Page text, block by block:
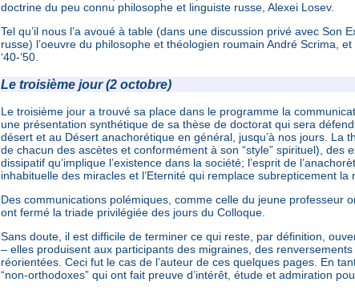
doctrine du peu connu philosophe et linguiste russe, Alexei Losev.
Tel qu’il nous l’a avoué à table (dans une discussion privé avec
russe) l’oeuvre du philosophe et théologien roumain André Scrima,
‘40-‘50.
Le troisième jour (2 octobre)
Le troisième jour a trouvé sa place dans le programme la
une présentation synthétique de sa thèse de doctorat qui sera
désert et au Désert anachorétique en général, jusqu’à nos jours.
de chacun des ascètes et conformément à son “style” spirituel), des
dissipatif qu’implique l’existence dans la société; l’esprit de
inhabituelle des miracles et l’Eternité qui remplace subrepticement la
Des communications polémiques, comme celle du jeune professeur
ont fermé la triade privilégiée des jours du Colloque.
Sans doute, il est difficile de terminer ce qui reste, par définition,
– elles produisent aux participants des migraines, des
réorientées. Ceci fut le cas de l’auteur de ces quelques pages. En
“non-orthodoxes” qui ont fait preuve d’intérêt, étude et admiration